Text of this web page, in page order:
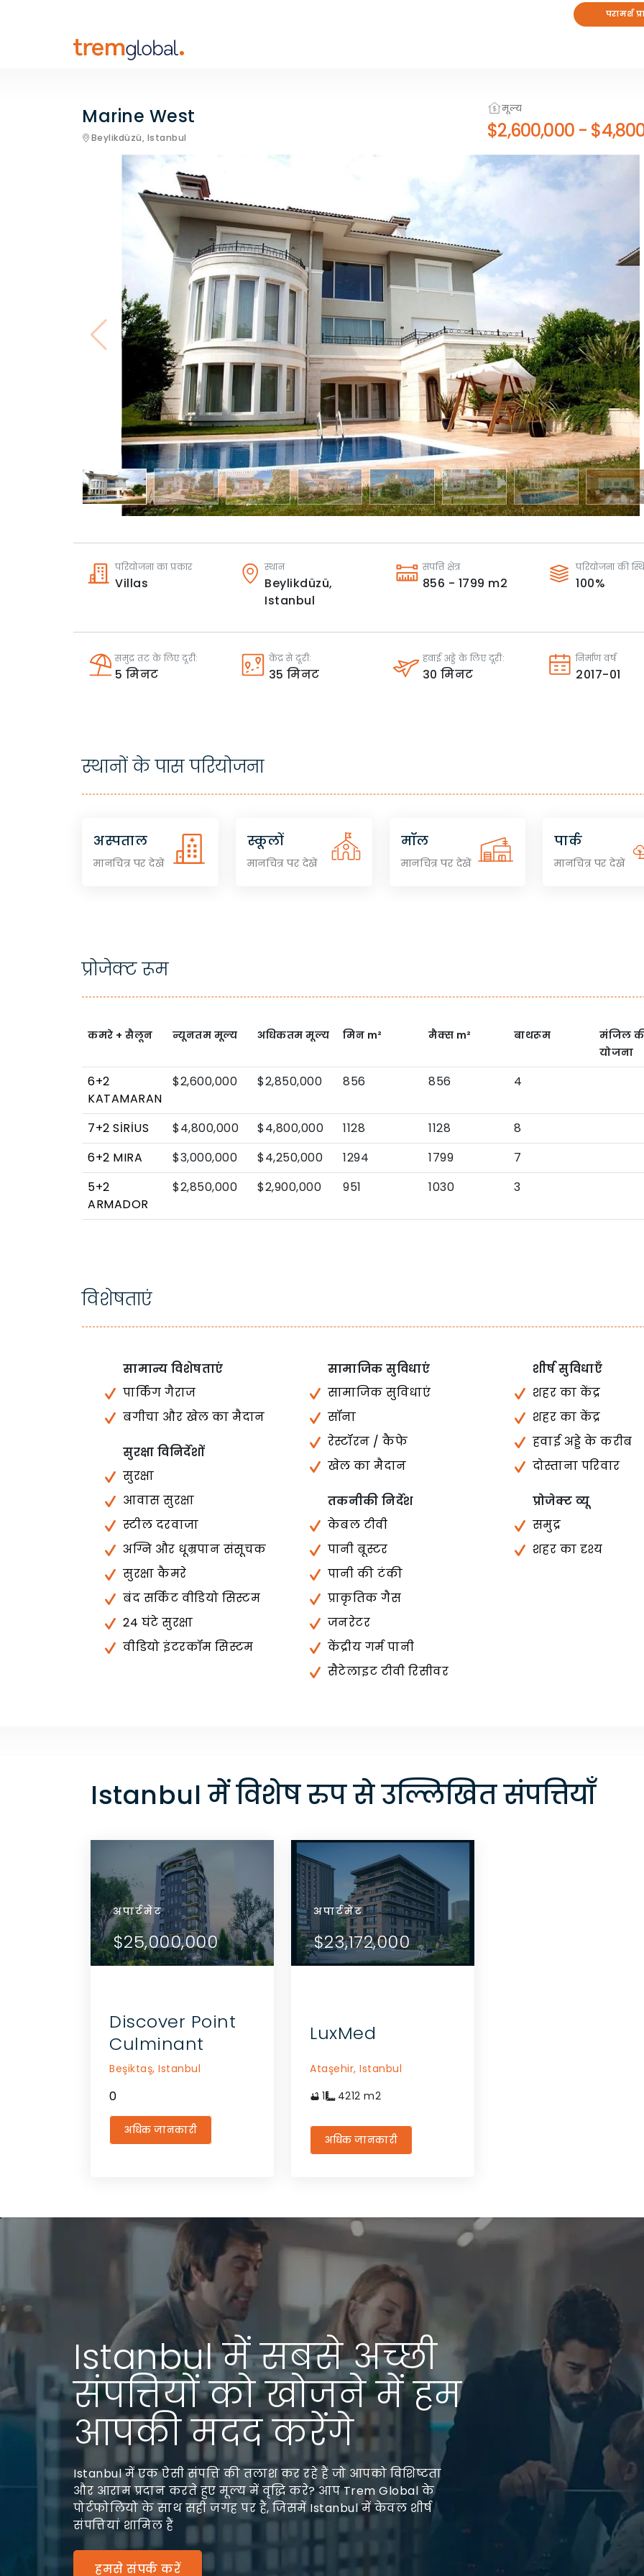
परामर्श
Marine West
Beylikdüzü, Istanbul
मूल्य
$2,600,000 -
परियोजना का प्रकार
Villas
स्थान
Beylikdüzü,
Istanbul
संपत्ति क्षेत्र
856 - 1799 m2
परियोजना की
100%
समुद्र तट के लिए दूरी:
5 मिनट
केंद्र से दूरी:
35मिनट
हवाई अड्डे के लिए दूरी:
30 मिनट
निर्माण वर्ष
2017-01
स्थानों के पास परियोजना
अस्पताल
मानचित्र पर देखें
स्कूलों
मानचित्र पर देखें
मॉल
मानचित्र पर देखें
पार्क
मानचित्र पर देखें
प्रोजेक्ट रूम
कमरे + सैलून न्यूनतम मूल्य अधिकतम मूल्य मिन m² मैक्स m² बाथरूम
मंजिल
योजना
6+2
KATAMARAN
$2,600,000 $2,850,000 856 856 4
7+2 SİRİUS $4,800,000 $4,800,000 1128 1128
8
6+2 MIRA
$3,000,000 $4,250,000 1294 1799
7
5+2
ARMADOR
$2,850,000 $2,900,000 951 1030 3
विशेषताएं
सामान्य विशेषताएं
पार्किंग गैराज
बगीचा और खेल का मैदान
सुरक्षा विनिर्देशों
सुरक्षा
आवास सुरक्षा
स्टील दरवाजा
अग्नि और धूम्रपान संसूचक
सुरक्षा कैमरे
बंद सर्किट वीडियो सिस्टम
24 घंटे सुरक्षा
वीडियो इंटरकॉम सिस्टम
सामाजिक सुविधाएं
सामाजिक सुविधाएं
सॉना
रेस्टॉरन / कैफे
खेल का मैदान
तकनीकी निर्देश
केबल टीवी
पानी बूस्टर
पानी की टंकी
प्राकृतिक गैस
जनरेटर
केंद्रीय गर्म पानी
सैटेलाइट टीवी रिसीवर
शीर्ष सुविधाएँ
शहर का केंद्र
शहर का केंद्र
हवाई अड्डे के करीब
दोस्ताना परिवार
प्रोजेक्ट व्यू
समुद्र
शहर का दृश्य
Istanbul में विशेष रुप से उल्लिखित संपत्तियाँ
अपार्टमेंट
$25,000,000
अपार्टमेंट
$25,000,000
Discover Point
Culminant
Beşiktaş, Istanbul
0
अधिक जानकारी
विवरण देखें
एजेंट से संपर्क करें
अपार्टमेंट
$23,172,000
LuxMed
Ataşehir, Istanbul
1
4212 m2
अधिक जानकारी
Istanbul में सबसे अच्छी
संपत्तियों को खोजने में हम
आपकी मदद करेंगे
Istanbul में एक ऐसी संपत्ति की तलाश कर रहे हैं जो आपको विशिष्टता
और आराम प्रदान करते हुए मूल्य में वृद्धि करे? आप Trem Global के
पोर्टफोलियो के साथ सही जगह पर हैं, जिसमें Istanbul में केवल शीर्ष
संपत्तियां शामिल हैं
हमसे संपर्क करें